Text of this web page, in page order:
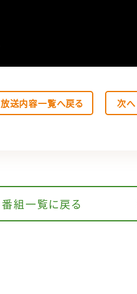
放送内容一覧へ戻る 次
番組一覧に戻る